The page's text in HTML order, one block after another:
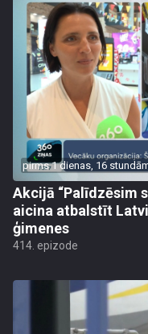
pirms 1 dienas, 16
Akcijā “Palīdzēsim
aicina atbalstīt
ģimenes
414. epizode